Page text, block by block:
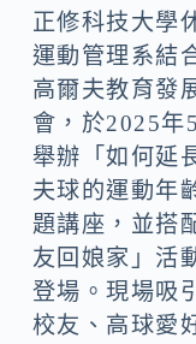
正修科技大學
運動管理系結
高爾夫教育發
會，於2025年
舉辦「如何延
夫球的運動年
題講座，並搭
友回娘家」活
登場。現場吸
校友、高球愛